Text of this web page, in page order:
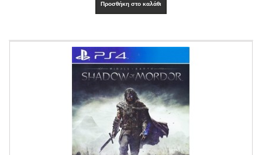
Προσθήκη στο καλάθι